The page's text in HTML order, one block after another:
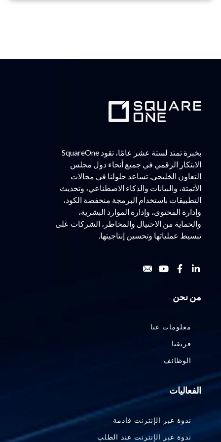
بخبرة تمتد لستة عشر عامًا، تقود SquareOne
الابتكار الرقمي في جميع أنحاء دول مجلس
التعاون الخليجي. تساعد حلولنا في مجالات
الأتمتة، والبيانات والذكاء الاصطناعي، وتحديث
التطبيقات باستخدام البرمجة منخفضة الكود،
وإدارة المحتوى، وإدارة الموارد البشرية،
والحماية من الاحتيال والمخاطر، الشركات على
تبسيط عملياتها وتحسين إنتاجيتها.
من نحن
معلومات عنا
فريقنا
الوظائف
الفعاليات
ندوة عبر الإنترنت قادمة
ندوة عبر الإنترنت عند الطلب